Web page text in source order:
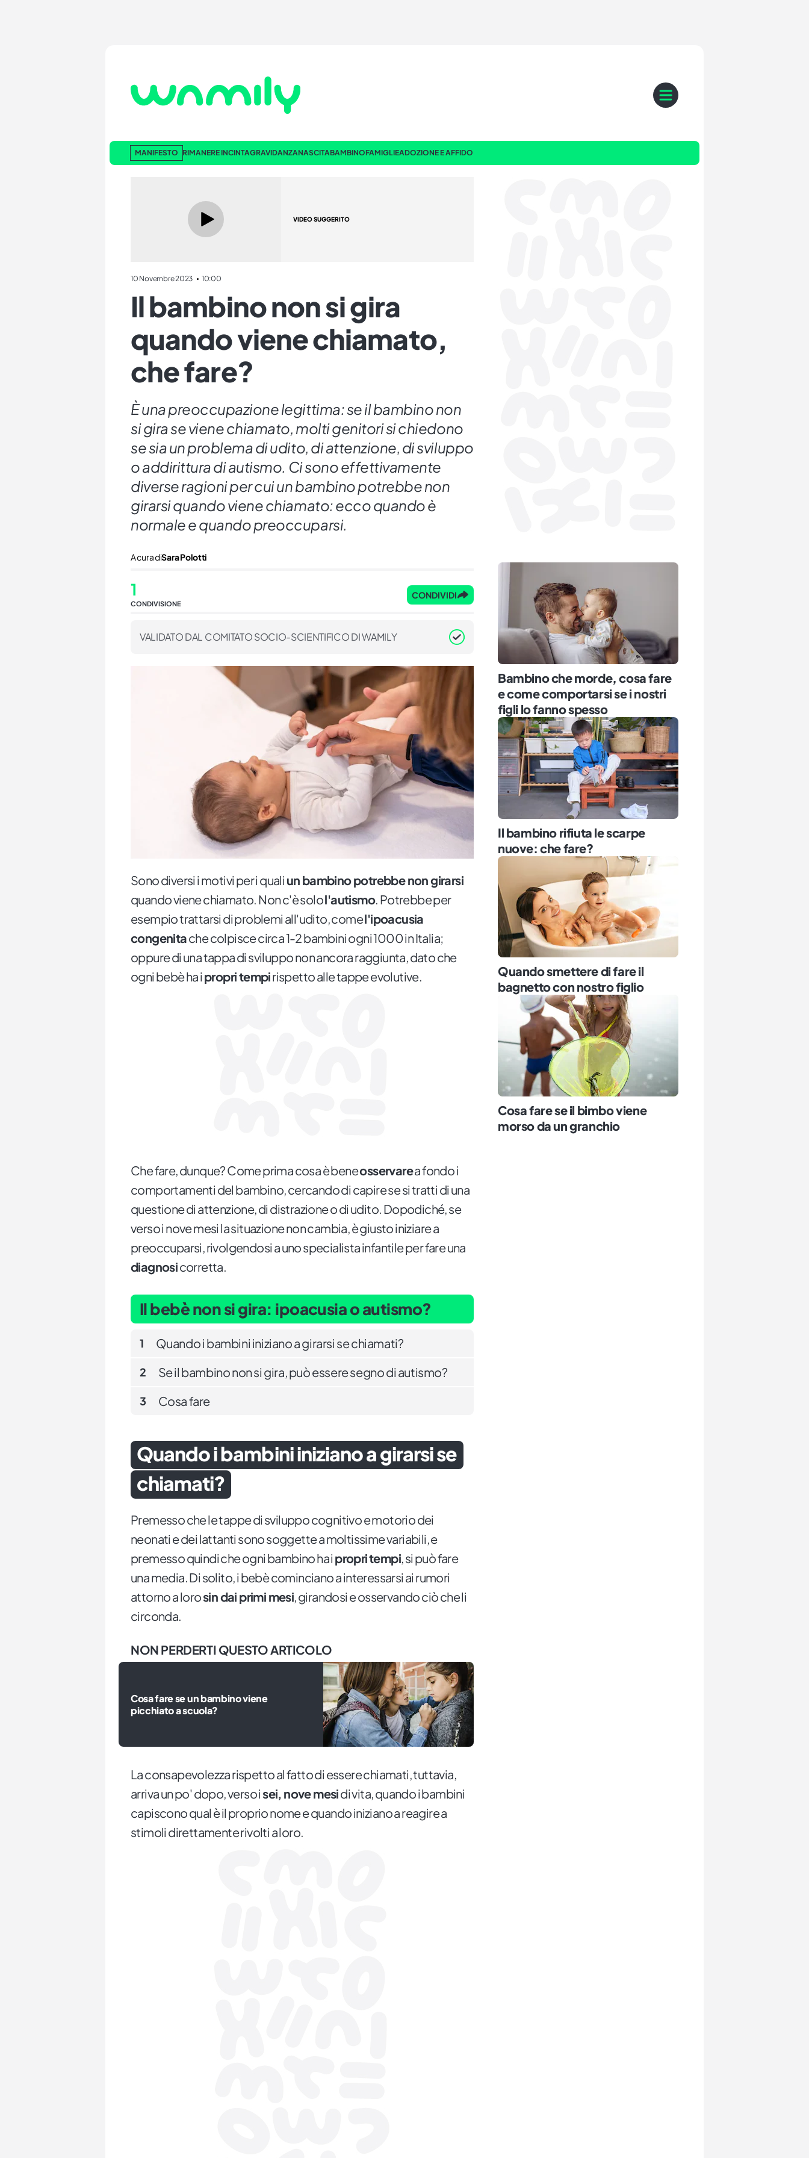
MANIFESTO RIMANERE INCINTAGRAVIDANZANASCITABAMBINOFAMIGLIEADOZIONE E AFFIDO
VIDEO SUGGERITO
10 Novembre 2023 10:00
Il bambino non si gira
quando viene chiamato,
che fare?
È una preoccupazione legittima: se il bambino non
si gira se viene chiamato, molti genitori si chiedono
se sia un problema di udito, di attenzione, di sviluppo
o addirittura di autismo. Ci sono effettivamente
diverse ragioni per cui un bambino potrebbe non
girarsi quando viene chiamato: ecco quando è
normale e quando preoccuparsi.
A cura diSara Polotti
1
CONDIVISIONE
CONDIVIDI
VALIDATO DAL COMITATO SOCIO-SCIENTIFICO DI WAMILY
Sono diversi i motivi per i quali un bambino potrebbe non girarsi
quando viene chiamato. Non c'è solol'autismo. Potrebbe per
esempio trattarsi di problemi all'udito, comel'ipoacusia
congenitache colpisce circa 1-2 bambini ogni 1000 in Italia;
oppure di una tappa di sviluppo non ancora raggiunta, dato che
ogni bebè ha i propri tempirispetto alle tappe evolutive.
Che fare, dunque? Come prima cosa è beneosservarea fondo i
comportamenti del bambino, cercando di capire se si tratti di una
questione di attenzione, di distrazione o di udito. Dopodiché, se
verso i nove mesi la situazione non cambia, è giusto iniziare a
preoccuparsi, rivolgendosi a uno specialista infantile per fare una
diagnosicorretta.
Il bebè non si gira: ipoacusia o autismo?
1 Quando i bambini iniziano a girarsi se chiamati?
2 Se il bambino non si gira, può essere segno di autismo?
3 Cosa fare
Quando i bambini iniziano a girarsi se
chiamati?
Premesso che le tappe di sviluppo cognitivo e motorio dei
neonati e dei lattanti sono soggette a moltissime variabili, e
premesso quindi che ogni bambino ha i propritempi, si può fare
una media. Di solito, i bebè cominciano a interessarsi ai rumori
attorno a lorosin dai primi mesi, girandosi e osservando ciò che li
circonda.
NON PERDERTI QUESTO ARTICOLO
Cosa fare se un bambino viene
picchiato a scuola?
La consapevolezza rispetto al fatto di essere chiamati, tuttavia,
arriva un po' dopo, verso isei, nove mesidi vita, quando i bambini
capiscono qual è il proprio nome e quando iniziano a reagire a
stimoli direttamente rivolti a loro.
Bambino che morde, cosa fare
e come comportarsi se i nostri
figli lo fanno spesso
Il bambino rifiuta le scarpe
nuove: che fare?
Quando smettere di fare il
bagnetto con nostro figlio
Cosa fare se il bimbo viene
morso da un granchio